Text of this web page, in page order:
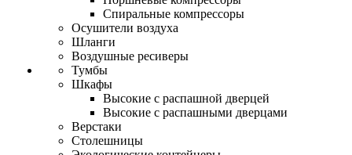
Спиральные компрессоры
Осушители воздуха
Шланги
Воздушные ресиверы
Тумбы
Шкафы
Высокие с распашной дверцей
Высокие с распашными дверцами
Верстаки
Столешницы